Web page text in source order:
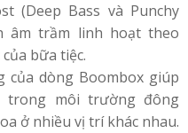
(Deep Bass và Punchy
âm trầm linh hoạt theo
bữa tiệc.
của dòng Boombox giúp
trong môi trường đông
ở nhiều vị trí khác nhau.